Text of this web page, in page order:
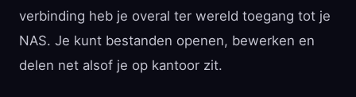
verbinding heb je overal ter wereld toegang tot je
NAS. Je kunt bestanden openen, bewerken en
delen net alsof je op kantoor zit.